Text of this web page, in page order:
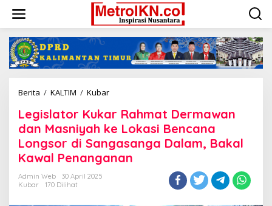
konten
Berita / KALTIM / KubarLegislator
Rahmat
Dermawan
dan
Masniyah
ke
Legislator Kukar Rahmat Dermawan
dan Masniyah ke Lokasi Bencana
Longsor di Sangasanga Dalam, Bakal
Kawal Penanganan
Admin Web
30 April 2025
Kubar
170 Dilihat